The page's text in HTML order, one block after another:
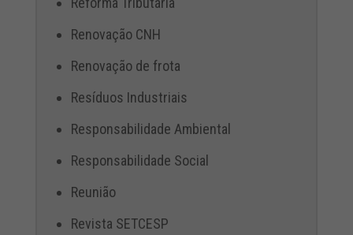
Renovação CNH
Renovação de frota
Resíduos Industriais
Responsabilidade Ambiental
Responsabilidade Social
Reunião
Revista SETCESP